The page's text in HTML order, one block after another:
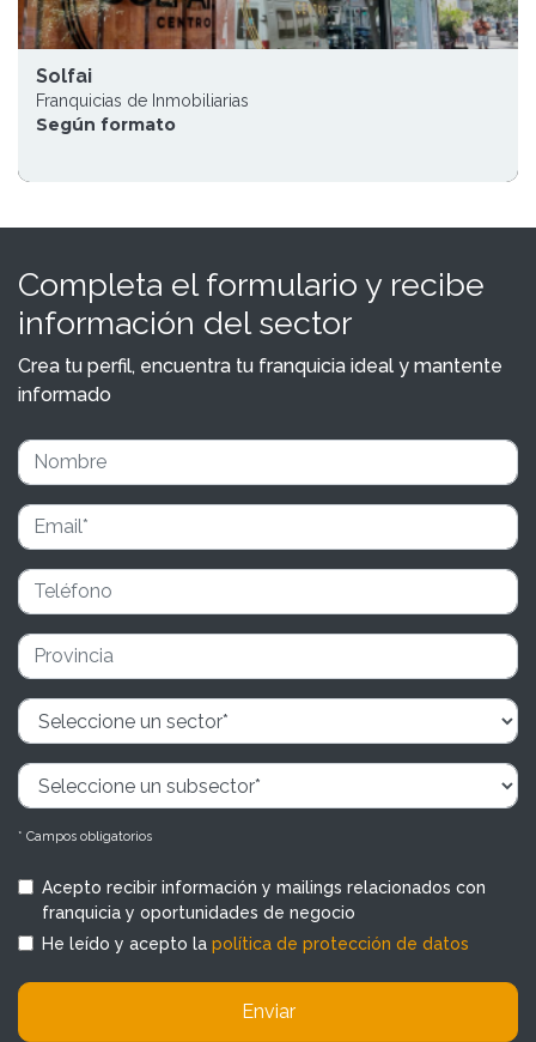
Solfai
Franquicias de Inmobiliarias
Según formato
Completa el formulario y recibe
información del sector
Crea tu perfil, encuentra tu franquicia ideal y mantente
informado
* Campos obligatorios
Acepto recibir información y mailings relacionados con
franquicia y oportunidades de negocio
He leído y acepto la política de protección de datos
Enviar